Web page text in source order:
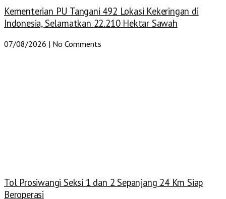
Kementerian PU Tangani 492 Lokasi Kekeringan di
Indonesia, Selamatkan 22.210 Hektar Sawah
07/08/2026 No Comments
Tol Prosiwangi Seksi 1 dan 2 Sepanjang 24 Km Siap
Beroperasi